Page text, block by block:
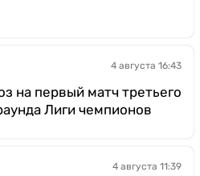
4 августа 16:43
на первый матч третьего
Лиги чемпионов
4 августа 11:39